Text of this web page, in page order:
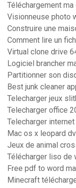
Téléchargement
Visionneuse photo
Construire une
Comment lire un
Virtual clone drive
Logiciel brancher
Partitionner son
Best junk cleaner
Telecharger jeux
Telecharger office
Telecharger
Mac os x leopard
Jeux de animal
Télécharger liso de
Free pdf to word
Minecraft